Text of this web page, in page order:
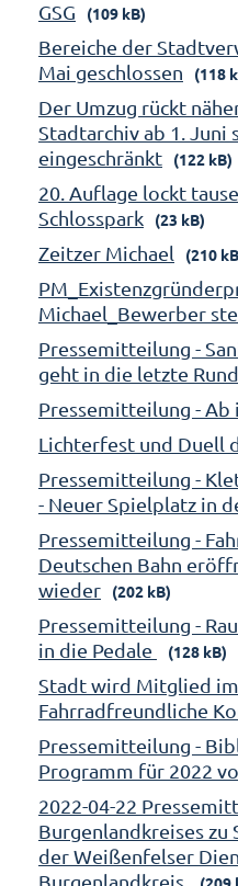
GSG
(109 kB)
Bereiche der
Mai geschlossen
(118
Der Umzug rückt
Stadtarchiv ab 1. Juni
eingeschränkt
(122 kB)
20. Auflage lockt
Schlosspark
(23 kB)
Zeitzer Michael (210
Michael_Bewerber
Pressemitteilung -
geht in die letzte
Pressemitteilung - Ab
Lichterfest und Duell
Pressemitteilung -
- Neuer Spielplatz in
Pressemitteilung -
Deutschen Bahn
wieder
(202 kB)
Pressemitteilung -
in die Pedale
(128 kB)
Stadt wird Mitglied
Fahrradfreundliche
Pressemitteilung -
Programm für 2022
2022-04-22
Burgenlandkreises zu
der Weißenfelser
Burgenlandkreis